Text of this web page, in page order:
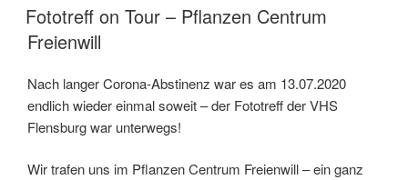
AM
Fototreff on Tour – Pflanzen Centrum
Freienwill
Nach langer Corona-Abstinenz war es am 13.07.2020
endlich wieder einmal soweit – der Fototreff der VHS
Flensburg war unterwegs!
Wir trafen uns im Pflanzen Centrum Freienwill – ein ganz